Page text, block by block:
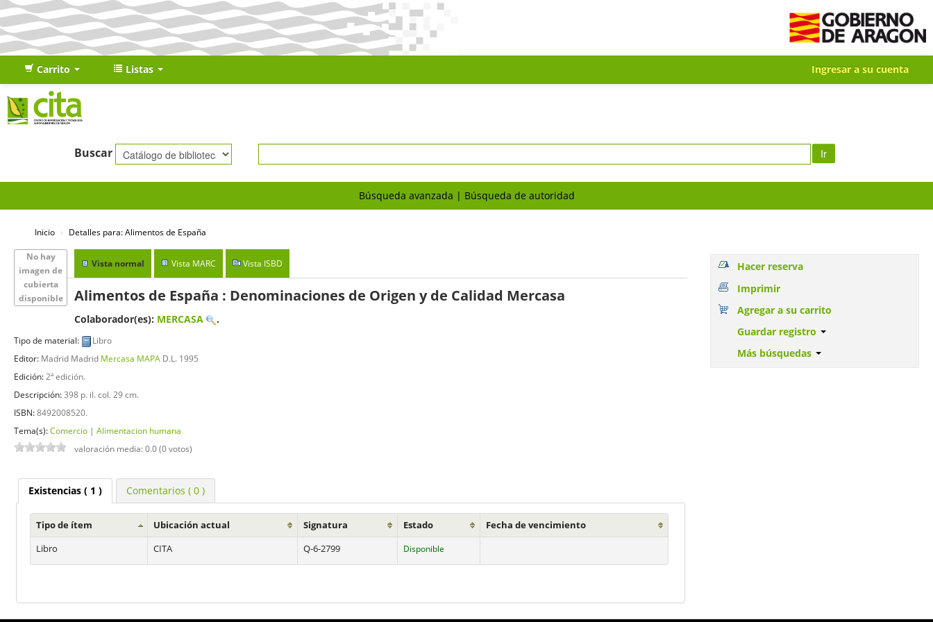
Carrito Listas Ingresar a su cuenta
Buscar Ir
Búsqueda avanzada Búsqueda de autoridad
Inicio › Detalles para:Alimentos de España
No hay
imagen de
cubierta
disponible
Vista normal Vista MARC Vista ISBD
Alimentos de España : Denominaciones de Origen y de Calidad Mercasa
Colaborador(es): MERCASA .
Tipo de material:
Libro
Editor: Madrid Madrid Mercasa MAPA D.L. 1995
Edición:2ª edición.
Descripción: 398 p. il. col. 29 cm.
ISBN:8492008520.
Tema(s):Comercio | Alimentacion humana
valoración media: 0.0 (0 votos)
Existencias( 1 ) Comentarios ( 0 )
Tipo de ítem Ubicación actual Signatura Estado
Fecha de vencimiento
Libro
CITA Q-6-2799 Disponible
Hacer reserva
Imprimir
Agregar a su carrito
Guardar registro
Más búsquedas